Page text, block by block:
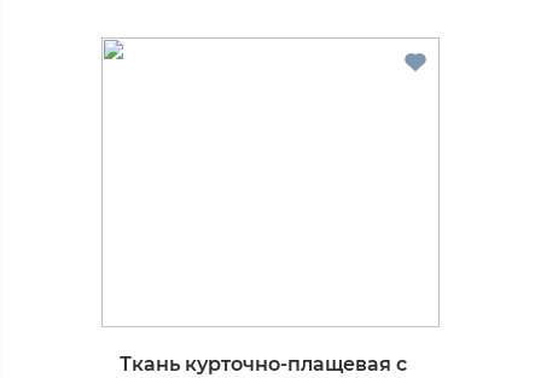
Ткань курточно-плащевая с